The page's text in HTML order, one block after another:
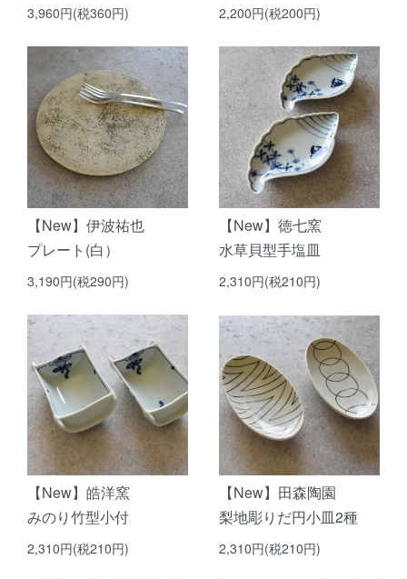
3,960円(税360円) 2,200円(税200円)
【New】伊波祐也
プレート(白）
3,190円(税290円)
【New】徳七窯
水草貝型手塩皿
2,310円(税210円)
【New】皓洋窯
みのり竹型小付
2,310円(税210円)
【New】田森陶園
梨地彫りだ円小皿2種
2,310円(税210円)